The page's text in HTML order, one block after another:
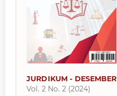
JURDIKUM - DESEMBER
Vol. 2 No. 2 (2024)